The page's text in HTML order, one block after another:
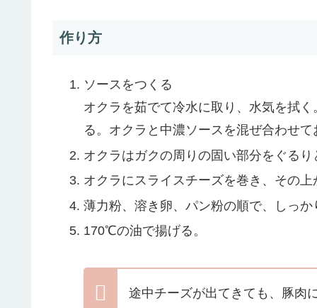
作り方
ソースをつくる
オクラを茹でて冷水に取り、水気を拭
る。オクラと中濃ソースを混ぜ合わせて
オクラはガクの周りの固い部分をぐる
オクラにスライスチーズを巻き、その
薄力粉、溶き卵、パン粉の順で、しっ
170℃の油で揚げる。
途中チーズが出てきても、豚肉